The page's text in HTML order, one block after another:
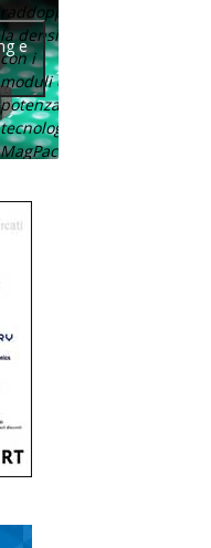
raddoppia
la densità
con i
moduli di
potenza con
tecnologia
MagPack.
e